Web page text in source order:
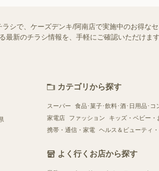
シで、ケーズデンキ/阿南店で実施中のお得な
新のチラシ情報を、手軽にご確認いただけま
カテゴリから探す
スーパー
食品･菓子･飲料･酒･日用品･コ
家電店
ファッション
キッズ・ベビー・
携帯・通信・家電 ヘルス＆ビューティ
よく行くお店から探す